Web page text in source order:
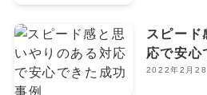
スピード
応で安心
2022年2月28